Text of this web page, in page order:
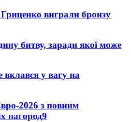
виграли бронзу
битву, заради якої може
у вагу на
2026 з повним
нагород9